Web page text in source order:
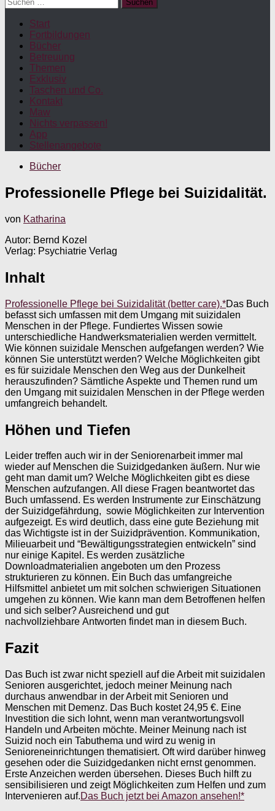
nach:
Start
Fortbildungen
Bücher
Betreuung
Themen
Exklusiv
Taschen und Co.
Kontakt
Maw
Nichts verpassen!
App
Stellenangebote
Bücher
Professionelle Pflege bei Suizidalität.
von Katharina
Autor: Bernd Kozel
Verlag: Psychiatrie Verlag
Inhalt
Professionelle Pflege bei Suizidalität (better care).*Das Buch
befasst sich umfassen mit dem Umgang mit suizidalen
Menschen in der Pflege. Fundiertes Wissen sowie
unterschiedliche Handwerksmaterialien werden vermittelt.
Wie können suizidale Menschen aufgefangen werden? Wie
können Sie unterstützt werden? Welche Möglichkeiten gibt
es für suizidale Menschen den Weg aus der Dunkelheit
herauszufinden? Sämtliche Aspekte und Themen rund um
den Umgang mit suizidalen Menschen in der Pflege werden
umfangreich behandelt.
Höhen und Tiefen
Leider treffen auch wir in der Seniorenarbeit immer mal
wieder auf Menschen die Suizidgedanken äußern. Nur wie
geht man damit um? Welche Möglichkeiten gibt es diese
Menschen aufzufangen. All diese Fragen beantwortet das
Buch umfassend. Es werden Instrumente zur Einschätzung
der Suizidgefährdung, sowie Möglichkeiten zur Intervention
aufgezeigt. Es wird deutlich, dass eine gute Beziehung mit
das Wichtigste ist in der Suizidprävention. Kommunikation,
Milieuarbeit und “Bewältigungsstrategien entwickeln” sind
nur einige Kapitel. Es werden zusätzliche
Downloadmaterialien angeboten um den Prozess
strukturieren zu können. Ein Buch das umfangreiche
Hilfsmittel anbietet um mit solchen schwierigen Situationen
umgehen zu können. Wie kann man dem Betroffenen helfen
und sich selber? Ausreichend und gut
nachvollziehbare Antworten findet man in diesem Buch.
Fazit
Das Buch ist zwar nicht speziell auf die Arbeit mit suizidalen
Senioren ausgerichtet, jedoch meiner Meinung nach
durchaus anwendbar in der Arbeit mit Senioren und
Menschen mit Demenz. Das Buch kostet 24,95 €. Eine
Investition die sich lohnt, wenn man verantwortungsvoll
Handeln und Arbeiten möchte. Meiner Meinung nach ist
Suizid noch ein Tabuthema und wird zu wenig in
Senioreneinrichtungen thematisiert. Oft wird darüber hinweg
gesehen oder die Suizidgedanken nicht ernst genommen.
Erste Anzeichen werden übersehen. Dieses Buch hilft zu
sensibilisieren und zeigt Möglichkeiten zum Helfen und zum
Intervenieren auf.Das Buch jetzt bei Amazon ansehen!*